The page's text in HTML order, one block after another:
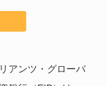
アンツ・グローバ